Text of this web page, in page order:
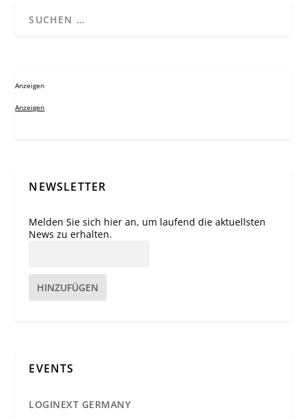
Anzeigen
Anzeigen
NEWSLETTER
Melden Sie sich hier an, um laufend die aktuellsten
News zu erhalten.
HINZUFÜGEN
EVENTS
LOGINEXT GERMANY